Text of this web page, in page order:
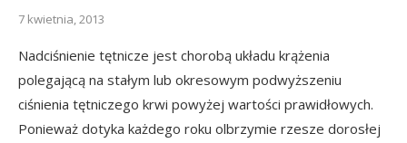
7 kwietnia, 2013
Nadciśnienie tętnicze jest chorobą układu krążenia
polegającą na stałym lub okresowym podwyższeniu
ciśnienia tętniczego krwi powyżej wartości prawidłowych.
Ponieważ dotyka każdego roku olbrzymie rzesze dorosłej